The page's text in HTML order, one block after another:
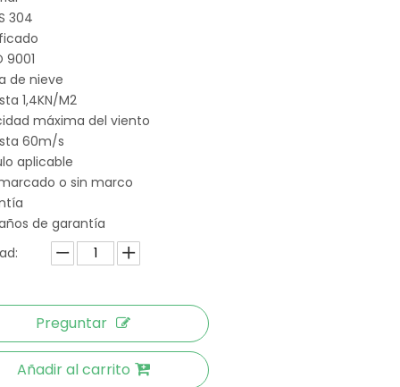
304
9001
de nieve
1,4KN/M2
máxima del viento
60m/s
aplicable
o sin marco
de garantía
Preguntar
Añadir al carrito